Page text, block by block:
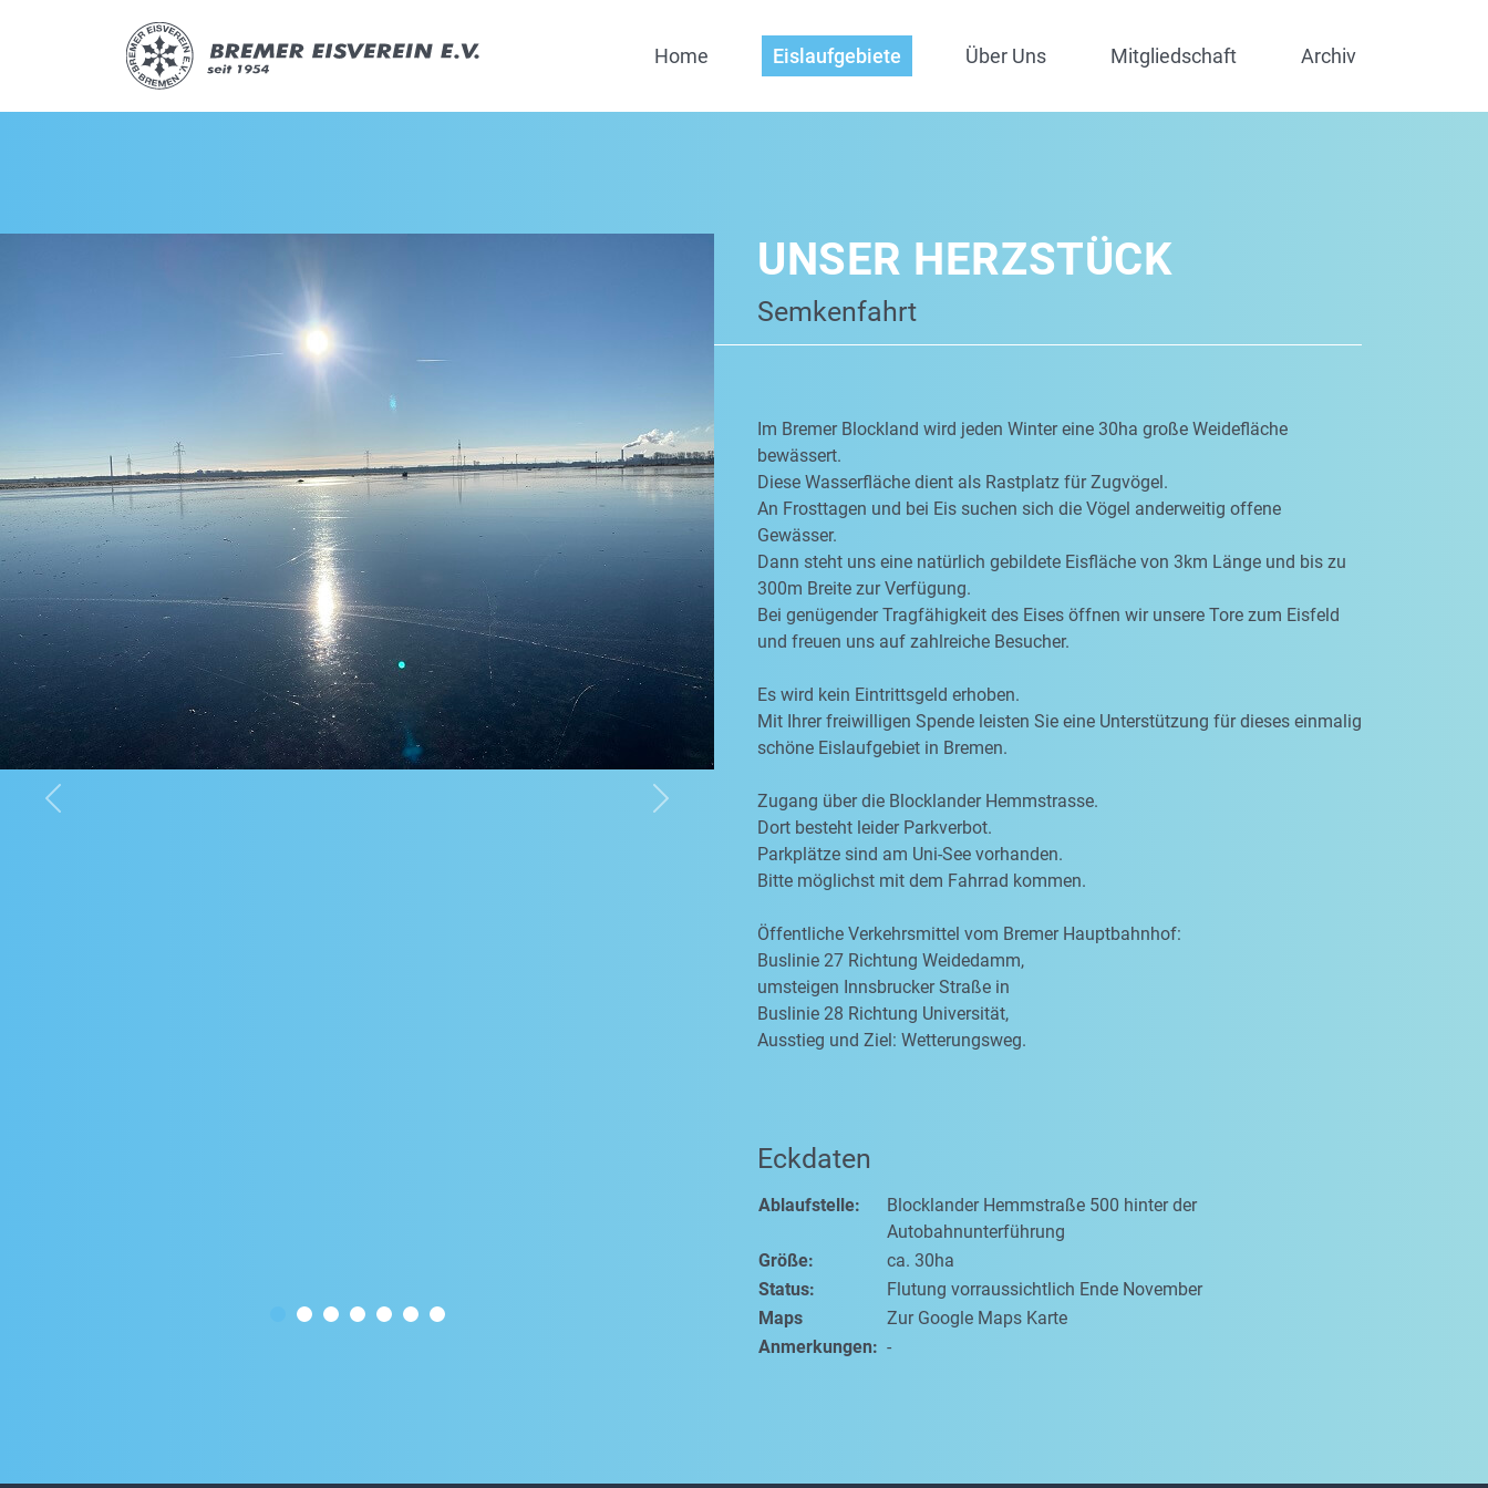
Home Eislaufgebiete Über Uns Mitgliedschaft Archiv
Previous Next
UNSER HERZSTÜCK
Semkenfahrt
Im Bremer Blockland wird jeden Winter eine 30ha große Weidefläche
bewässert.
Diese Wasserfläche dient als Rastplatz für Zugvögel.
An Frosttagen und bei Eis suchen sich die Vögel anderweitig offene
Gewässer.
Dann steht uns eine natürlich gebildete Eisfläche von 3km Länge und bis zu
300m Breite zur Verfügung.
Bei genügender Tragfähigkeit des Eises öffnen wir unsere Tore zum Eisfeld
und freuen uns auf zahlreiche Besucher.
Es wird kein Eintrittsgeld erhoben.
Mit Ihrer freiwilligen Spende leisten Sie eine Unterstützung für dieses einmalig
schöne Eislaufgebiet in Bremen.
Zugang über die Blocklander Hemmstrasse.
Dort besteht leider Parkverbot.
Parkplätze sind am Uni-See vorhanden.
Bitte möglichst mit dem Fahrrad kommen.
Öffentliche Verkehrsmittel vom Bremer Hauptbahnhof:
Buslinie 27 Richtung Weidedamm,
umsteigen Innsbrucker Straße in
Buslinie 28 Richtung Universität,
Ausstieg und Ziel: Wetterungsweg.
Eckdaten
Ablaufstelle:
Blocklander Hemmstraße 500 hinter der
Autobahnunterführung
Größe:
ca. 30ha
Status:
Flutung vorraussichtlich Ende November
Maps
Zur Google Maps Karte
Anmerkungen: -